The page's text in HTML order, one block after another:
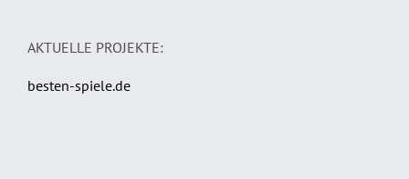
AKTUELLE PROJEKTE:
besten-spiele.de